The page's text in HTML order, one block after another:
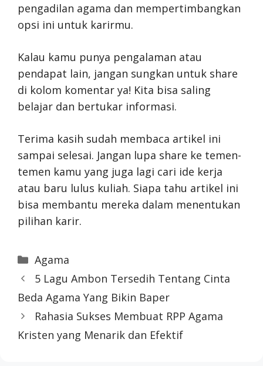
pengadilan agama dan mempertimbangkan
opsi ini untuk karirmu.
Kalau kamu punya pengalaman atau
pendapat lain, jangan sungkan untuk share
di kolom komentar ya! Kita bisa saling
belajar dan bertukar informasi.
Terima kasih sudah membaca artikel ini
sampai selesai. Jangan lupa share ke temen-
temen kamu yang juga lagi cari ide kerja
atau baru lulus kuliah. Siapa tahu artikel ini
bisa membantu mereka dalam menentukan
pilihan karir.
Categories
Agama
5 Lagu Ambon Tersedih Tentang Cinta
Beda Agama Yang Bikin Baper
Rahasia Sukses Membuat RPP Agama
Kristen yang Menarik dan Efektif